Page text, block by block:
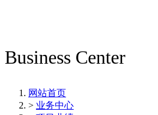
Business Center
网站首页
> 业务中心